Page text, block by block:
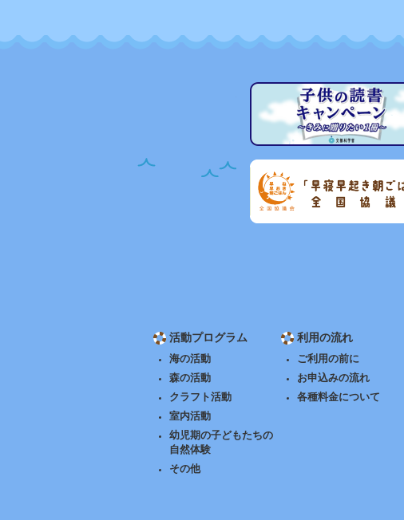
活動プログラム
海の活動
森の活動
クラフト活動
室内活動
幼児期の子どもたちの
自然体験
その他
利用の流れ
ご利用の前に
お申込みの流れ
各種料金について